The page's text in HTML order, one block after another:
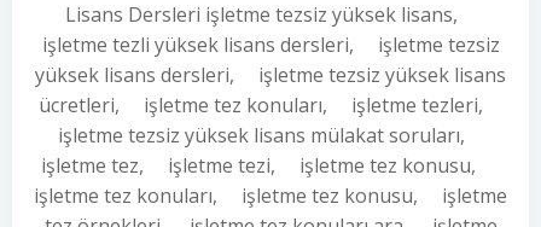
Lisans Dersleri işletme tezsiz yüksek lisans,
işletme tezli yüksek lisans dersleri, işletme tezsiz
yüksek lisans dersleri, işletme tezsiz yüksek lisans
ücretleri, işletme tez konuları, işletme tezleri,
işletme tezsiz yüksek lisans mülakat soruları,
işletme tez, işletme tezi, işletme tez konusu,
işletme tez konuları, işletme tez konusu, işletme